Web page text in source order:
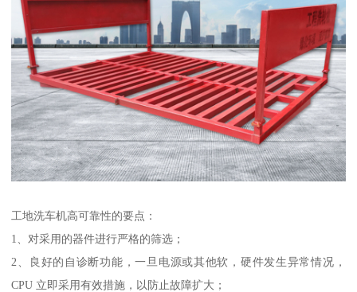
工地洗车机高可靠性的要点：
1、对采用的器件进行严格的筛选；
2、良好的自诊断功能，一旦电源或其他软，硬件发生异常情况，
CPU 立即采用有效措施，以防止故障扩大；